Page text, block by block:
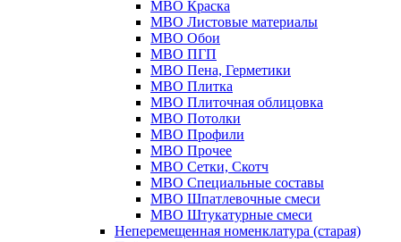
МВО Краска
МВО Листовые материалы
МВО Обои
МВО ПГП
МВО Пена, Герметики
МВО Плитка
МВО Плиточная облицовка
МВО Потолки
МВО Профили
МВО Прочее
МВО Сетки, Скотч
МВО Специальные составы
МВО Шпатлевочные смеси
МВО Штукатурные смеси
Неперемещенная номенклатура (старая)